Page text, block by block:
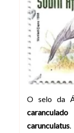
O selo da
caranculado
carunculatus